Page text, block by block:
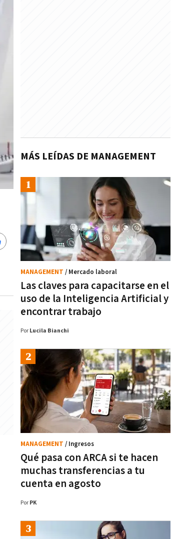
MÁS LEÍDAS DE MANAGEMENT
Las claves para capacitarse en el
uso de la Inteligencia Artificial y
encontrar trabajo
MANAGEMENT / Mercado laboral
Por Lucila Bianchi
Qué pasa con ARCA si te hacen
muchas transferencias a tu
cuenta en agosto
MANAGEMENT / Ingresos
Por PK